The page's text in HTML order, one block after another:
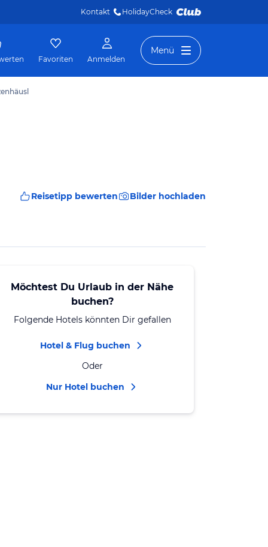
Kontakt HolidayCheck
Favoriten Anmelden
Menü
Reisetipp bewerten Bilder hochladen
Möchtest Du Urlaub in der Nähe
buchen?
Folgende Hotels könnten Dir gefallen
Hotel & Flug buchen
Oder
Nur Hotel buchen